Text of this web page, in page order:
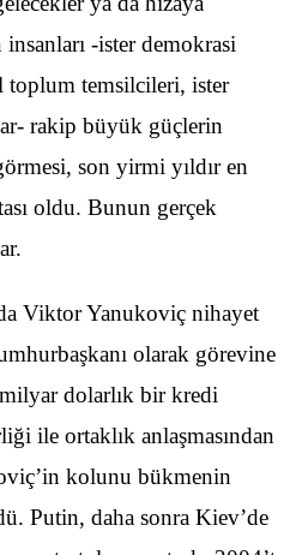
-ister demokrasi
toplum temsilcileri, ister
rakip büyük güçlerin
son yirmi yıldır en
oldu. Bunun gerçek
Viktor Yanukoviç nihayet
olarak görevine
dolarlık bir kredi
ile ortaklık anlaşmasından
kolunu bükmenin
Putin, daha sonra Kiev’de